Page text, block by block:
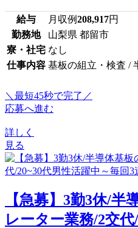
給与 月収例208,917円
勤務地
山梨県 都留市
寮・社宅 なし
仕事内容 基板の組立・検査 /
＼最短45秒で完了／
応募へ進む
詳しく
見る
【急募】3勤3休/半
レーター業務/2交代